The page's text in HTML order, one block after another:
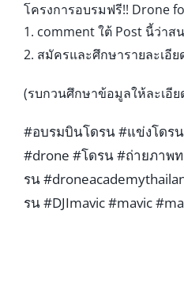
โครงการอบรมฟรี!! Drone
1. comment ใต้ Post นี้ว่าส
2. สมัครและศึกษารายละเอีย
(รบกวนศึกษาข้อมูลให้ละเอีย
#อบรมบินโดรน#แข่งโดรน
#drone #โดรน#ถ่ายภาพ
รน
รน#DJImavic#mavic